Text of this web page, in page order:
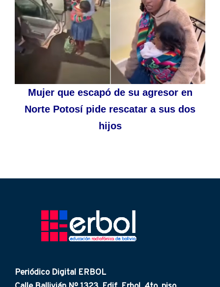
Mujer que escapó de su agresor en
Norte Potosí pide rescatar a sus dos
hijos
Periódico Digital ERBOL